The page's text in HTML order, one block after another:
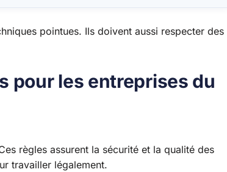
pointues. Ils doivent aussi respecter des
pour les entreprises du
règles assurent la sécurité et la qualité des
travailler légalement.